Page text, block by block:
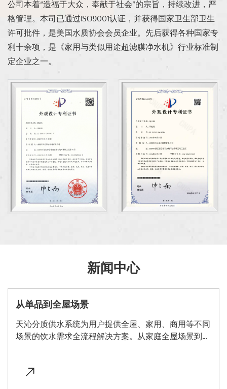
公司本着“造福于大众，奉献于社会”的宗旨，持续改进，严
格管理。本司已通过ISO9001认证，并获得国家卫生部卫生
许可批件，是美国水质协会会员企业。先后获得各种国家专
利十余项，是《家用与类似用途超滤膜净水机》行业标准制
定企业之一。
新闻中心
从单品到全屋场景
天沁分质供水系统为用户提供全屋、家用、商用等不同
场景的饮水需求全流程解决方案。从家庭全屋场景到多